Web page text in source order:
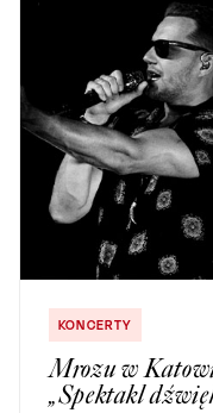
KONCERTY
Mrozu w
„Spektakl